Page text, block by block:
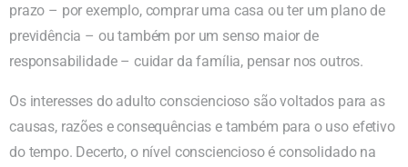
prazo – por exemplo, comprar uma casa ou ter um plano de
previdência – ou também por um senso maior de
responsabilidade – cuidar da família, pensar nos outros.
Os interesses do adulto consciencioso são voltados para as
causas, razões e consequências e também para o uso efetivo
do tempo. Decerto, o nível consciencioso é consolidado na